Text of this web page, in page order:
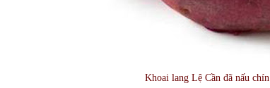
Khoai lang Lệ Cần đã nấu chín